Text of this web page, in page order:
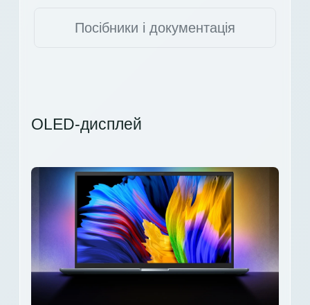
Посібники і документація
OLED-дисплей